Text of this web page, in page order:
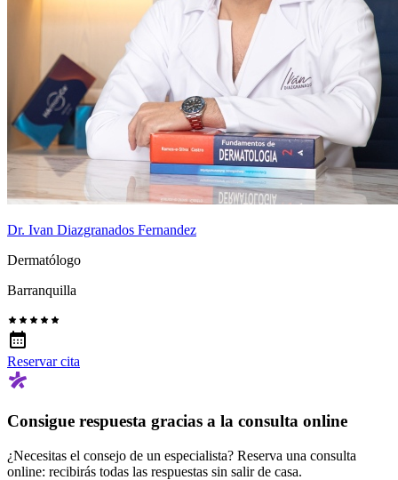
Dr. Ivan Diazgranados Fernandez
Dermatólogo
Barranquilla
Reservar cita
Consigue respuesta gracias a la consulta online
¿Necesitas el consejo de un especialista? Reserva una consulta
online: recibirás todas las respuestas sin salir de casa.